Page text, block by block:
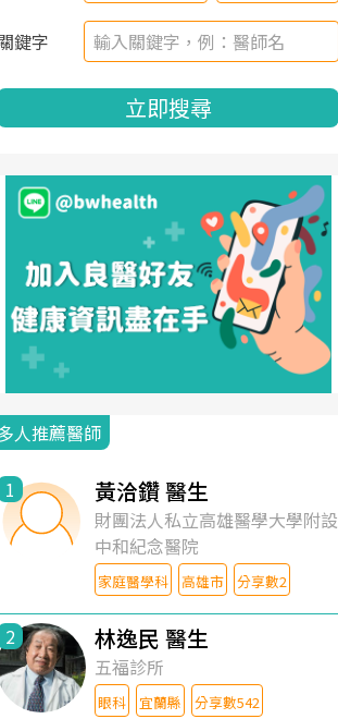
鍵字
立即搜尋
人推薦醫師
1 黃洽鑽 醫生
財團法人私立高雄醫學大學附設
中和紀念醫院
家庭醫學科 高雄市 分享數2
2 林逸民 醫生
五福診所
眼科 宜蘭縣 分享數542